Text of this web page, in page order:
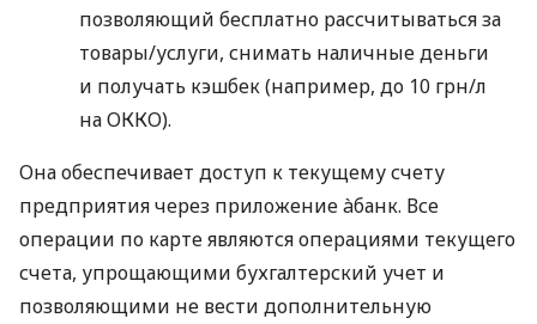
позволяющий бесплатно рассчитываться за
товары/услуги, снимать наличные деньги
и получать кэшбек (например, до 10 грн/л
на ОККО).
Она обеспечивает доступ к текущему счету
предприятия через приложение àбанк. Все
операции по карте являются операциями текущего
счета, упрощающими бухгалтерский учет и
позволяющими не вести дополнительную